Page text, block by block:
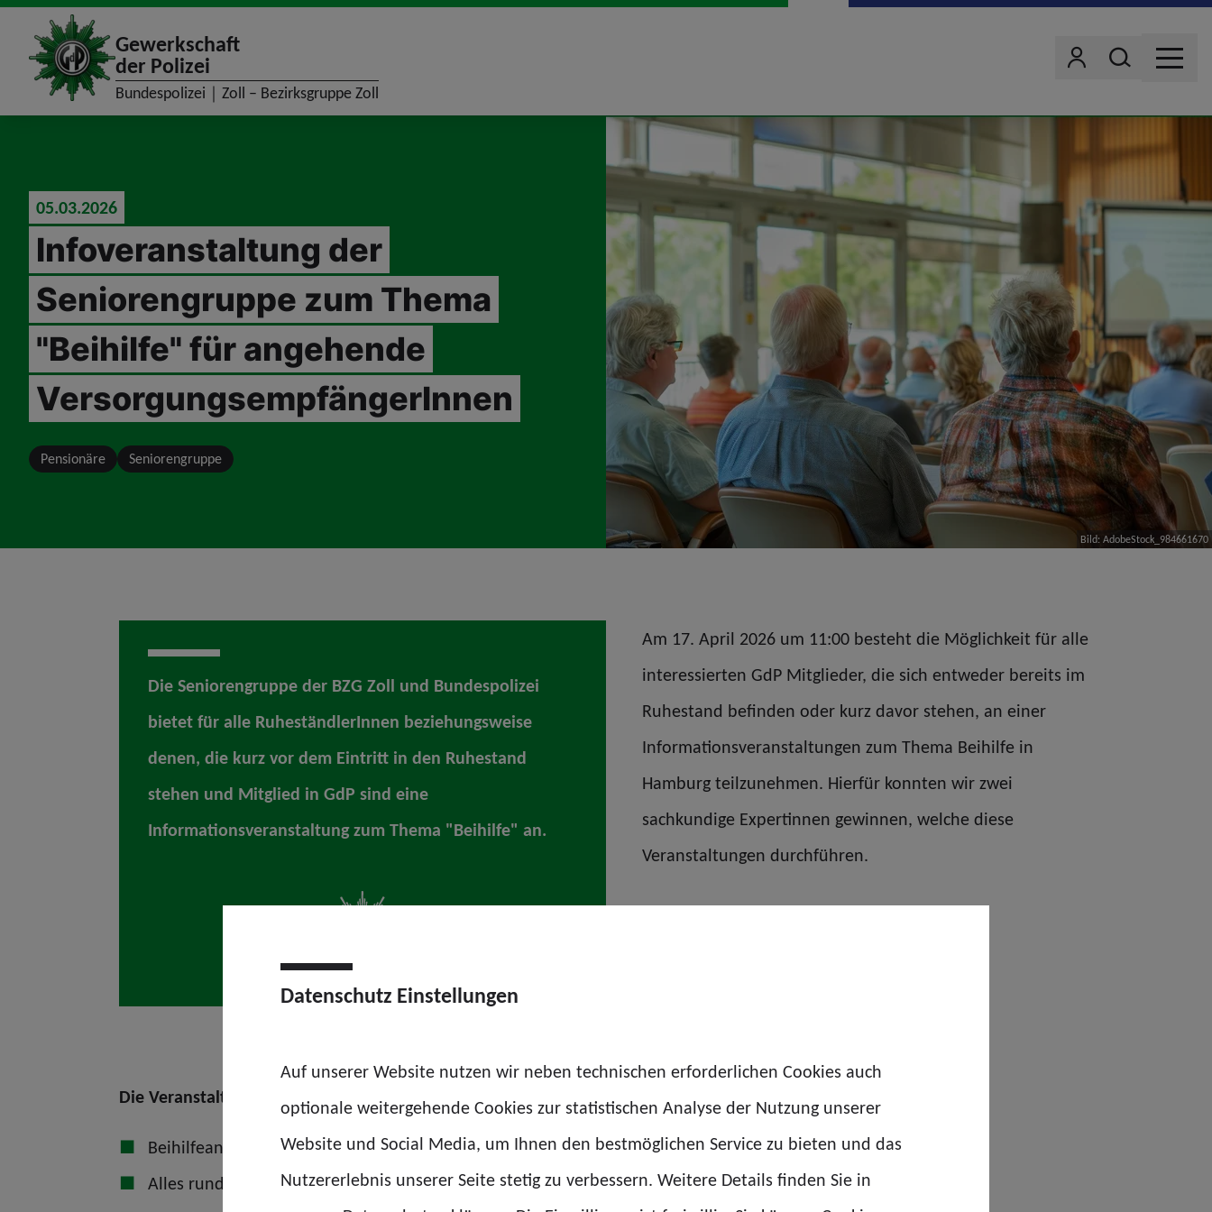
site_logo
Gewerkschaft
der Polizei
Bundespolizei｜Zoll – Bezirksgruppe Zoll
Benutzer
Wonach suchst
MENU
Bild: AdobeStock_984661670
05.03.2026
Infoveranstaltung der
Seniorengruppe zum Thema
"Beihilfe" für angehende
VersorgungsempfängerInnen
Pensionäre Seniorengruppe
Die Seniorengruppe der BZG Zoll und Bundespolizei
bietet für alle RuheständlerInnen beziehungsweise
denen, die kurz vor dem Eintritt in den Ruhestand
stehen und Mitglied in GdP sind eine
Informationsveranstaltung zum Thema "Beihilfe" an.
Am 17. April 2026 um 11:00 besteht die Möglichkeit für alle
interessierten GdP Mitglieder, die sich entweder bereits im
Ruhestand befinden oder kurz davor stehen, an einer
Informationsveranstaltungen zum Thema Beihilfe in
Hamburg teilzunehmen. Hierfür konnten wir zwei
sachkundige Expertinnen gewinnen, welche diese
Veranstaltungen durchführen.
Die Veranstaltung wird dabei unter anderem folgende Themenschwerpunkte abdecken:
Beihilfeantragsverfahren inklusive Erstantrag
Alles rund um die Beihilfe-App
Datenschutz Einstellungen
Auf unserer Website nutzen wir neben technischen erforderlichen Cookies auch
optionale weitergehende Cookies zur statistischen Analyse der Nutzung unserer
Website und Social Media, um Ihnen den bestmöglichen Service zu bieten und das
Nutzererlebnis unserer Seite stetig zu verbessern. Weitere Details finden Sie in